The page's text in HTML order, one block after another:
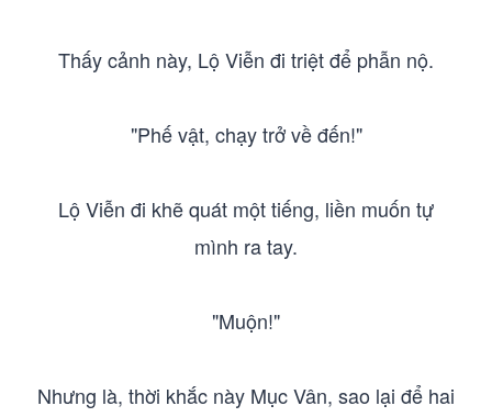
Thấy cảnh này, Lộ Viễn đi triệt để phẫn nộ.
"Phế vật, chạy trở về đến!"
Lộ Viễn đi khẽ quát một tiếng, liền muốn tự
mình ra tay.
"Muộn!"
Nhưng là, thời khắc này Mục Vân, sao lại để hai